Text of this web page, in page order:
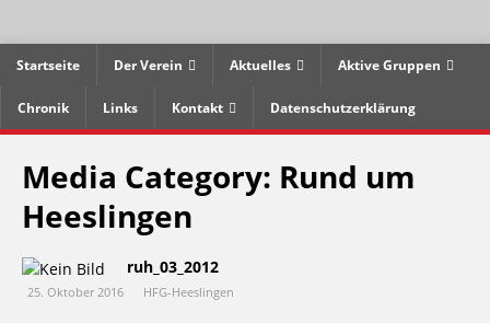
Startseite Der Verein Aktuelles Aktive Gruppen
Chronik Links Kontakt Datenschutzerklärung
Media Category: Rund um
Heeslingen
ruh_03_2012
25. Oktober 2016 HFG-Heeslingen